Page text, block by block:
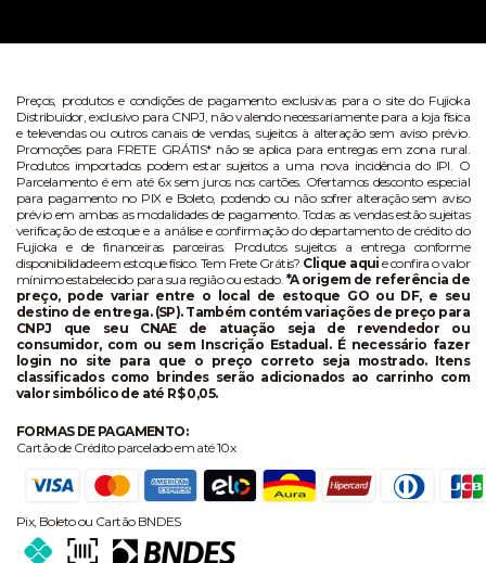
Preços, produtos e condições de pagamento exclusivas para o site do Fujioka
Distribuidor, exclusivo para CNPJ, não valendo necessariamente para a loja física
e televendas ou outros canais de vendas, sujeitos à alteração sem aviso prévio.
Promoções para FRETE GRÁTIS* não se aplica para entregas em zona rural.
Produtos importados podem estar sujeitos a uma nova incidência do IPI. O
Parcelamento é em até 6x sem juros nos cartões. Ofertamos desconto especial
para pagamento no PIX e Boleto, podendo ou não sofrer alteração sem aviso
prévio em ambas as modalidades de pagamento. Todas as vendas estão sujeitas
verificação de estoque e a análise e confirmação do departamento de crédito do
Fujioka e de financeiras parceiras. Produtos sujeitos a entrega conforme
disponibilidade em estoque físico. Tem Frete Grátis? Clique aqui e confira o valor
mínimo estabelecido para sua região ou estado. *A origem de referência de
preço, pode variar entre o local de estoque GO ou DF, e seu
destino de entrega. (SP). Também contém variações de preço para
CNPJ que seu CNAE de atuação seja de revendedor ou
consumidor, com ou sem Inscrição Estadual. É necessário fazer
login no site para que o preço correto seja mostrado. Itens
classificados como brindes serão adicionados ao carrinho com
valor simbólico de até R$ 0,05.
FORMAS DE PAGAMENTO:
Cartão de Crédito parcelado em até 10x
Pix, Boleto ou Cartão BNDES